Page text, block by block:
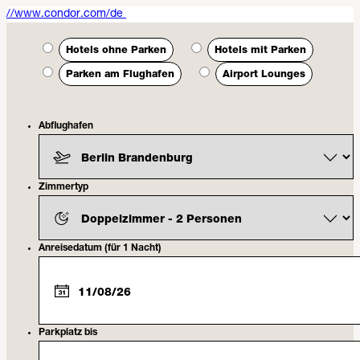
//www.condor.com/de
Hotels ohne Parken Hotels mit Parken
Parken am Flughafen Airport Lounges
Abflughafen
Zimmertyp
Anreisedatum (für 1 Nacht)
Parkplatz bis